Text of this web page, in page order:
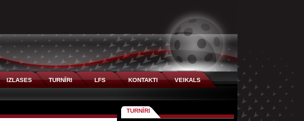
IZLASES TURNĪRI LFS KONTAKTI
VEIKALS
TURNĪRI